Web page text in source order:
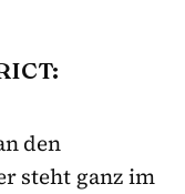
den
steht ganz im